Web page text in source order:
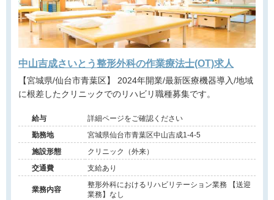
中山吉成さいとう整形外科の作業療法士(OT)求人
【宮城県/仙台市青葉区】 2024年開業/最新医療機器導入/地域
に根差したクリニックでのリハビリ職種募集です。
給与
詳細ページをご確認ください
勤務地
宮城県仙台市青葉区中山吉成1-4-5
施設形態
クリニック（外来）
交通費
支給あり
業務内容
整形外科におけるリハビリテーション業務 【送迎
業務】なし